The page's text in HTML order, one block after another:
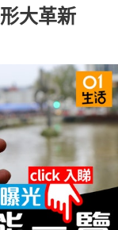
大革新